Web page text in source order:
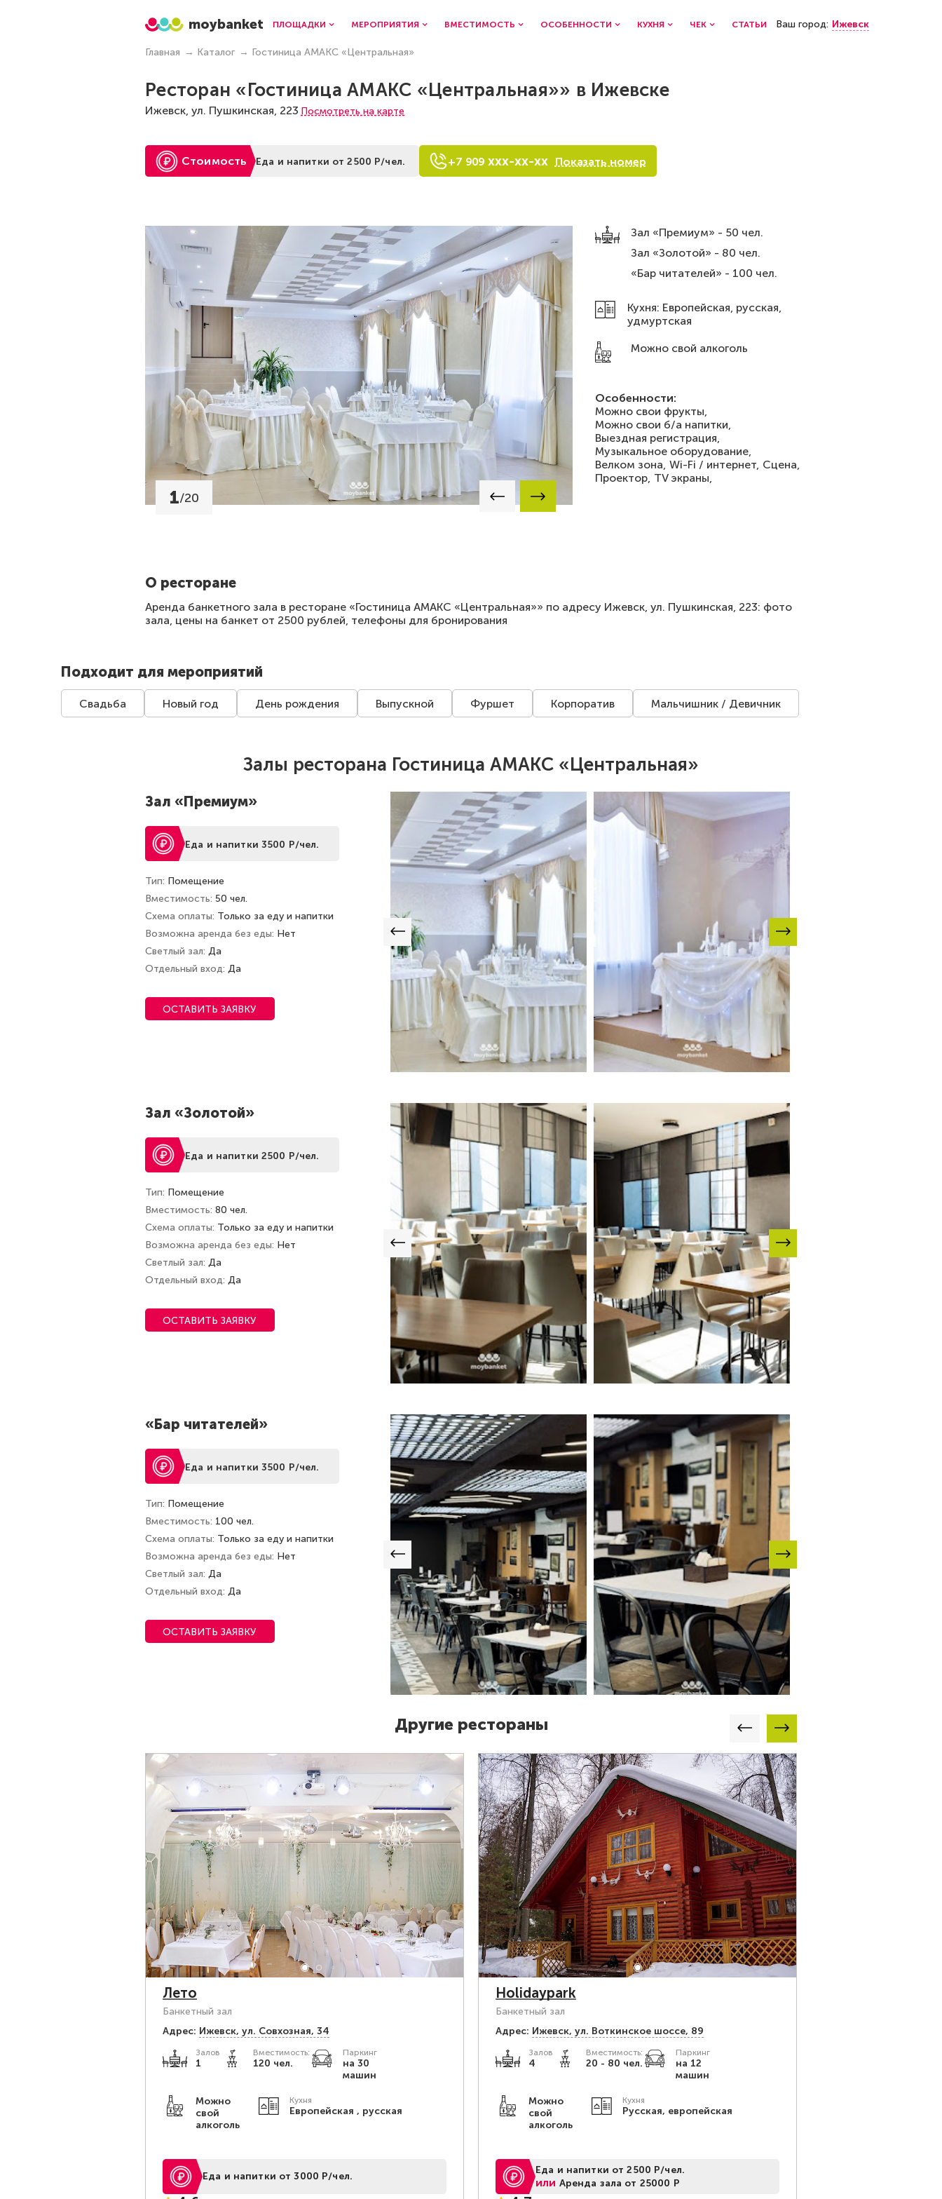
moybanket ПЛОЩАДКИ МЕРОПРИЯТИЯ ВМЕСТИМОСТЬ ОСОБЕННОСТИ КУХНЯ ЧЕК СТАТЬИ Ваш город: Ижевск
Главная Каталог Гостиница АМАКС «Центральная»
Ресторан «Гостиница АМАКС «Центральная»» в Ижевске
Ижевск, ул. Пушкинская, 223 Посмотреть на карте
Стоимость Еда и напитки от 2500 Р/чел. +7 909 xxx-xx-xx Показать номер
Зал «Премиум» - 50 чел.
Зал «Золотой» - 80 чел.
«Бар читателей» - 100 чел.
Кухня: Европейская, русская,
удмуртская
Можно свой алкоголь
Особенности:
Можно свои фрукты,
Можно свои б/а напитки,
Выездная регистрация,
Музыкальное оборудование,
Велком зона, Wi-Fi / интернет, Сцена,
Проектор, TV экраны,
1/20
О ресторане
Аренда банкетного зала в ресторане «Гостиница АМАКС «Центральная»» по адресу Ижевск, ул. Пушкинская, 223: фото
зала, цены на банкет от 2500 рублей, телефоны для бронирования
Подходит для мероприятий
Свадьба Новый год День рождения Выпускной Фуршет Корпоратив Мальчишник / Девичник
Залы ресторана Гостиница АМАКС «Центральная»
Зал «Премиум»
Еда и напитки 3500 Р/чел.
Тип Помещение
Вместимость 50 чел.
Схема оплаты Только за еду и напитки
Возможна аренда без еды Нет
Светлый зал Да
Отдельный вход Да
ОСТАВИТЬ ЗАЯВКУ
Зал «Золотой»
Еда и напитки 2500 Р/чел.
Тип Помещение
Вместимость 80 чел.
Схема оплаты Только за еду и напитки
Возможна аренда без еды Нет
Светлый зал Да
Отдельный вход Да
ОСТАВИТЬ ЗАЯВКУ
«Бар читателей»
Еда и напитки 3500 Р/чел.
Тип Помещение
Вместимость 100 чел.
Схема оплаты Только за еду и напитки
Возможна аренда без еды Нет
Светлый зал Да
Отдельный вход Да
ОСТАВИТЬ ЗАЯВКУ
Другие рестораны
Лето
Банкетный зал
Адрес: Ижевск, ул. Совхозная, 34
Залов
1
Вместимость:
120 чел.
Паркинг
на 30
машин
Можно
свой
алкоголь
Кухня
Европейская , русская
Еда и напитки от 3000 Р/чел.
Holidaypark
Банкетный зал
Адрес: Ижевск, ​ул. Воткинское шоссе, 89
Залов
4
Вместимость:
20 - 80 чел.
Паркинг
на 12
машин
Можно
свой
алкоголь
Кухня
Русская, европейская
Еда и напитки от 2500 Р/чел.
или Аренда зала от 25000 Р